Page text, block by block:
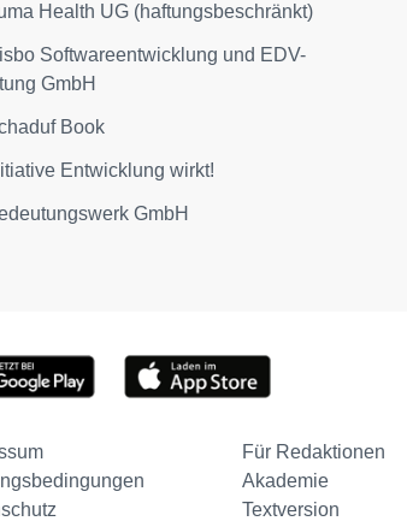
Health UG (haftungsbeschränkt)
Softwareentwicklung und EDV-
GmbH
Book
Entwicklung wirkt!
GmbH
Für Redaktionen
Akademie
Textversion